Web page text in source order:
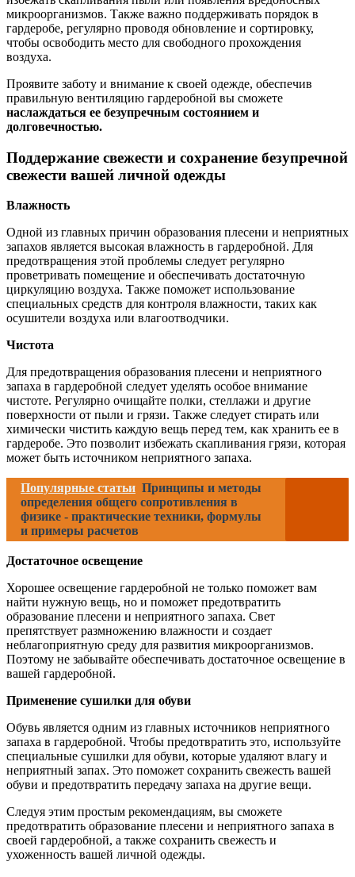
микроорганизмов. Также важно поддерживать порядок в
гардеробе, регулярно проводя обновление и сортировку,
чтобы освободить место для свободного прохождения
воздуха.
Проявите заботу и внимание к своей одежде, обеспечив
правильную вентиляцию гардеробной вы сможете
наслаждаться ее безупречным состоянием и
долговечностью.
Поддержание свежести и сохранение безупречной
свежести вашей личной одежды
Влажность
Одной из главных причин образования плесени и неприятных
запахов является высокая влажность в гардеробной. Для
предотвращения этой проблемы следует регулярно
проветривать помещение и обеспечивать достаточную
циркуляцию воздуха. Также поможет использование
специальных средств для контроля влажности, таких как
осушители воздуха или влагоотводчики.
Чистота
Для предотвращения образования плесени и неприятного
запаха в гардеробной следует уделять особое внимание
чистоте. Регулярно очищайте полки, стеллажи и другие
поверхности от пыли и грязи. Также следует стирать или
химически чистить каждую вещь перед тем, как хранить ее в
гардеробе. Это позволит избежать скапливания грязи, которая
может быть источником неприятного запаха.
Популярные статьи Принципы и методы
определения общего сопротивления в
физике - практические техники, формулы
и примеры расчетов
Достаточное освещение
Хорошее освещение гардеробной не только поможет вам
найти нужную вещь, но и поможет предотвратить
образование плесени и неприятного запаха. Свет
препятствует размножению влажности и создает
неблагоприятную среду для развития микроорганизмов.
Поэтому не забывайте обеспечивать достаточное освещение в
вашей гардеробной.
Применение сушилки для обуви
Обувь является одним из главных источников неприятного
запаха в гардеробной. Чтобы предотвратить это, используйте
специальные сушилки для обуви, которые удаляют влагу и
неприятный запах. Это поможет сохранить свежесть вашей
обуви и предотвратить передачу запаха на другие вещи.
Следуя этим простым рекомендациям, вы сможете
предотвратить образование плесени и неприятного запаха в
своей гардеробной, а также сохранить свежесть и
ухоженность вашей личной одежды.